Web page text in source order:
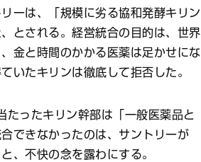
ーは、「規模に劣る協和発酵キリン
とされる。経営統合の目的は、世界
金と時間のかかる医薬は足かせにな
いたキリンは徹底して拒否した。
ったキリン幹部は「一般医薬品と
できなかったのは、サントリーが
、不快の念を露わにする。